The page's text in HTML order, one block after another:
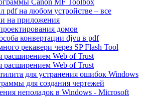
Canon MF Toolbox
pdf на любом устройстве – все
на приложения
домов
конвертации djvu в pdf
рекавери через SP Flash Tool
расширением Web of Trust
расширением Web of Trust
для устранения ошибок Windows
для создания чертежей
неполадок в Windows - Microsoft